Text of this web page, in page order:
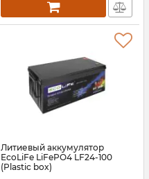
Литиевый аккумулятор
EcoLiFe LiFePO4 LF24-100
(Plastic box)